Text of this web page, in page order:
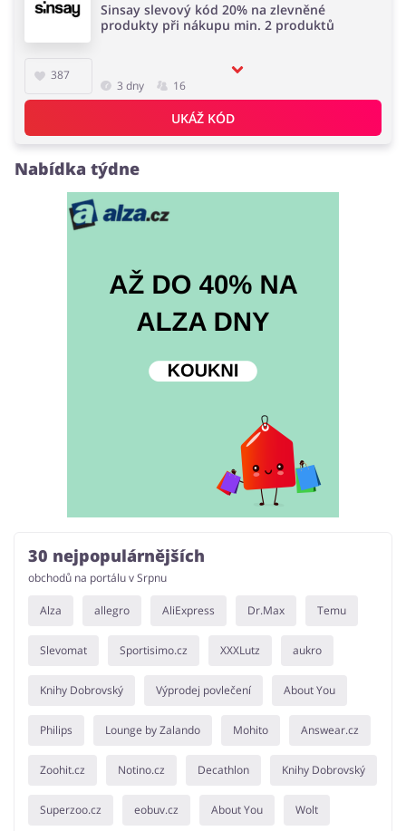
387
Sinsay slevový kód 20% na zlevněné
produkty při nákupu min. 2 produktů
3 dny 16
UKÁŽ KÓD
Nabídka týdne
30 nejpopulárnějších
obchodů na portálu v Srpnu
Alza allegro AliExpress Dr.Max Temu
Slevomat Sportisimo.cz XXXLutz aukro
Knihy Dobrovský Výprodej povlečení About You
Philips Lounge by Zalando Mohito Answear.cz
Zoohit.cz Notino.cz Decathlon Knihy Dobrovský
Superzoo.cz eobuv.cz About You Wolt